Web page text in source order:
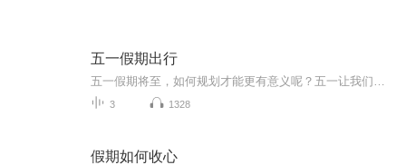
五一假期出行
3 1328
假期如何收心